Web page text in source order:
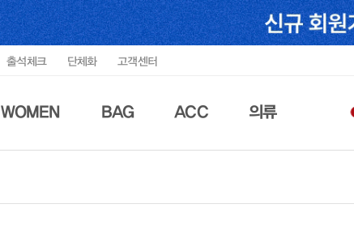
출석체크 단체화 고객센터
WOMEN BAG ACC 의류